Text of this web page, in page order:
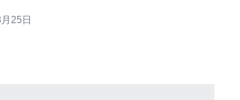
越南CN2网络在互联网连接领域有
25日